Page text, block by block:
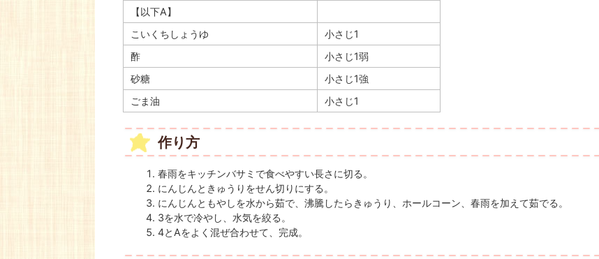
【以下A】
こいくちしょうゆ
小さじ1
酢
小さじ1弱
砂糖
小さじ1強
ごま油
小さじ1
作り方
春雨をキッチンバサミで食べやすい長さに切る。
にんじんときゅうりをせん切りにする。
にんじんともやしを水から茹で、沸騰したらきゅうり、ホールコーン、春雨を加えて茹でる。
3を水で冷やし、水気を絞る。
4とAをよく混ぜ合わせて、完成。